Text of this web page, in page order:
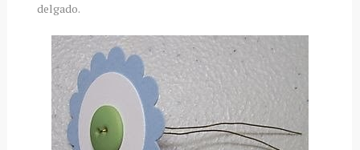
delgado.